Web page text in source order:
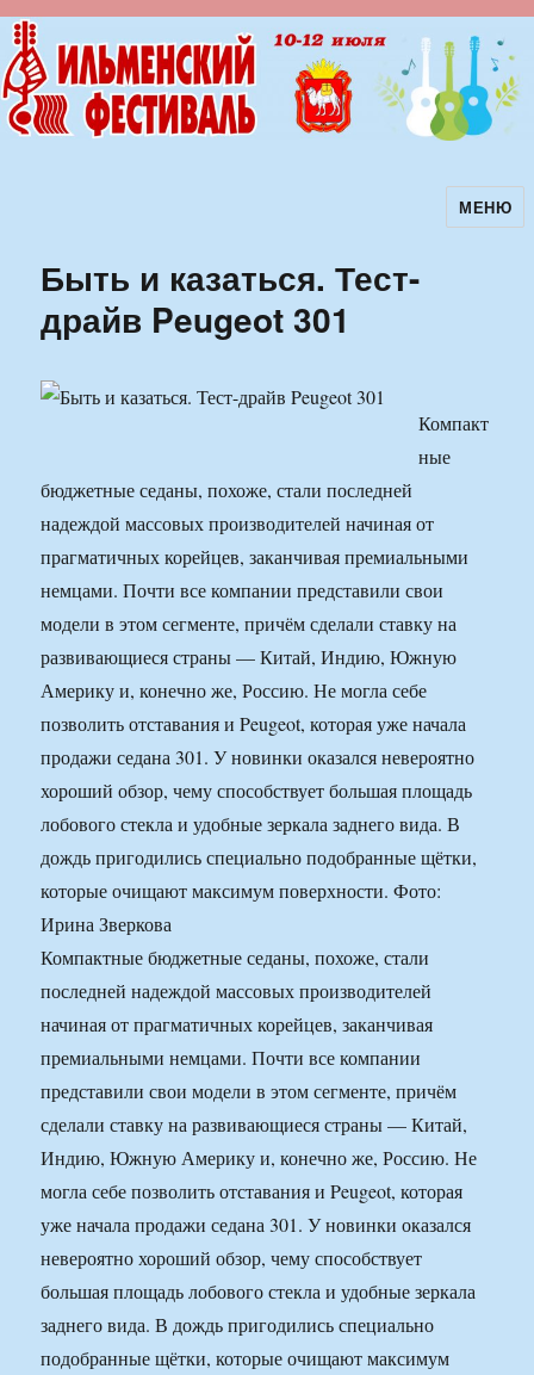
Ильменский фестиваль авторскойМЕНЮ
Быть и казаться. Тест-
драйв Peugeot 301
Компакт
ные
бюджетные седаны, похоже, стали последней
надеждой массовых производителей начиная от
прагматичных корейцев, заканчивая премиальными
немцами. Почти все компании представили свои
модели в этом сегменте, причём сделали ставку на
развивающиеся страны — Китай, Индию, Южную
Америку и, конечно же, Россию. Не могла себе
позволить отставания и Peugeot, которая уже начала
продажи седана 301. У новинки оказался невероятно
хороший обзор, чему способствует большая площадь
лобового стекла и удобные зеркала заднего вида. В
дождь пригодились специально подобранные щётки,
которые очищают максимум поверхности. Фото:
Ирина Зверкова
Компактные бюджетные седаны, похоже, стали
последней надеждой массовых производителей
начиная от прагматичных корейцев, заканчивая
премиальными немцами. Почти все компании
представили свои модели в этом сегменте, причём
сделали ставку на развивающиеся страны — Китай,
Индию, Южную Америку и, конечно же, Россию. Не
могла себе позволить отставания и Peugeot, которая
уже начала продажи седана 301. У новинки оказался
невероятно хороший обзор, чему способствует
большая площадь лобового стекла и удобные зеркала
заднего вида. В дождь пригодились специально
подобранные щётки, которые очищают максимум